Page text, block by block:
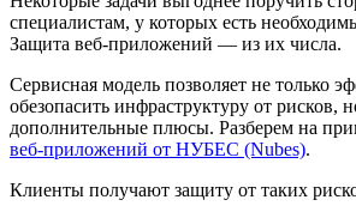
специалистам, у которых есть
Защита веб-приложений — из их числа.
Сервисная модель позволяет не только
обезопасить инфраструктуру от рисков,
дополнительные плюсы. Разберем на
веб-приложений от НУБЕС (Nubes).
Клиенты получают защиту от таких